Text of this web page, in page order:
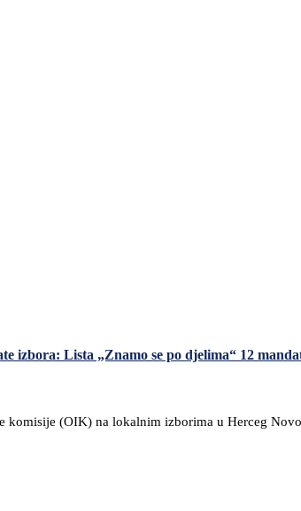
izbora: Lista „Znamo se po djelima“ 12
komisije (OIK) na lokalnim izborima u Herceg